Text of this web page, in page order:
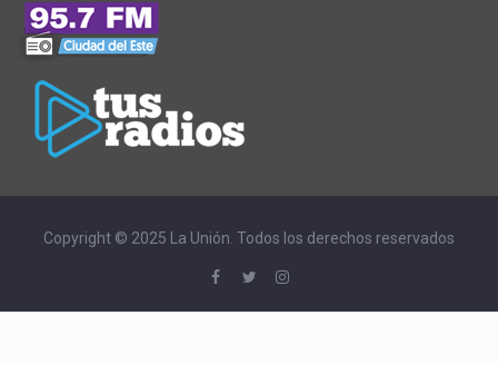
Copyright © 2025 La Unión. Todos los derechos reservados